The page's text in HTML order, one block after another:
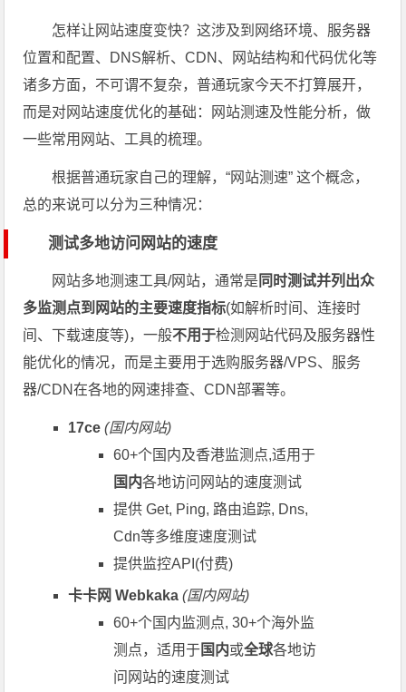
怎样让网站速度变快？这涉及到网络环境、服务器
位置和配置、DNS解析、CDN、网站结构和代码优化等
诸多方面，不可谓不复杂，普通玩家今天不打算展开，
而是对网站速度优化的基础：网站测速及性能分析，做
一些常用网站、工具的梳理。
根据普通玩家自己的理解，“网站测速” 这个概念，
总的来说可以分为三种情况：
测试多地访问网站的速度
网站多地测速工具/网站，通常是 同时测试并列出众
多监测点到网站的主要速度指标(如解析时间、连接时
间、下载速度等)，一般不用于检测网站代码及服务器性
能优化的情况，而是主要用于选购服务器/VPS、服务
器/CDN在各地的网速排查、CDN部署等。
17ce (国内网站)
60+个国内及香港监测点,适用于
国内各地访问网站的速度测试
提供 Get, Ping, 路由追踪, Dns,
Cdn等多维度速度测试
提供监控API(付费)
卡卡网 Webkaka (国内网站)
60+个国内监测点, 30+个海外监
测点，适用于国内或全球各地访
问网站的速度测试